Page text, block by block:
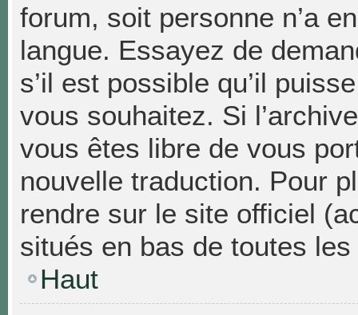
forum, soit personne n’a
langue. Essayez de
s’il est possible qu’il
vous souhaitez. Si
vous êtes libre de vous
nouvelle traduction. Pour
rendre sur le site officiel
situés en bas de toutes
Haut